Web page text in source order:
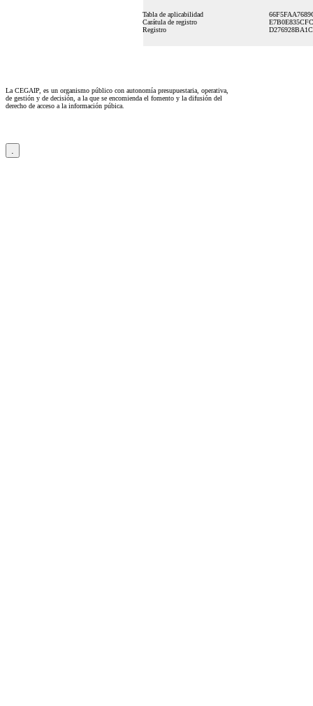
Tabla de aplicabilidad
Carátula de registro
Registro
La CEGAIP, es un organismo público con autonomía presupuestaria, operativa,
de gestión y de decisión, a la que se encomienda el fomento y la difusión del
derecho de acceso a la información púbica.